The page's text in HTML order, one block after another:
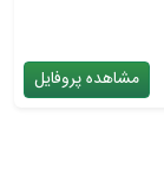
مشاهده پروفایل